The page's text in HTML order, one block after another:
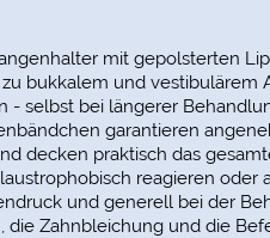
mit gepolsterten
bukkalem und
selbst bei längerer
garantieren
decken praktisch das
reagieren
und generell bei der
Zahnbleichung und die